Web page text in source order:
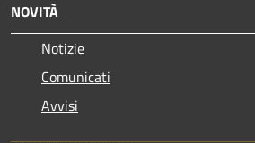
NOVITÀ
Notizie
Comunicati
Avvisi